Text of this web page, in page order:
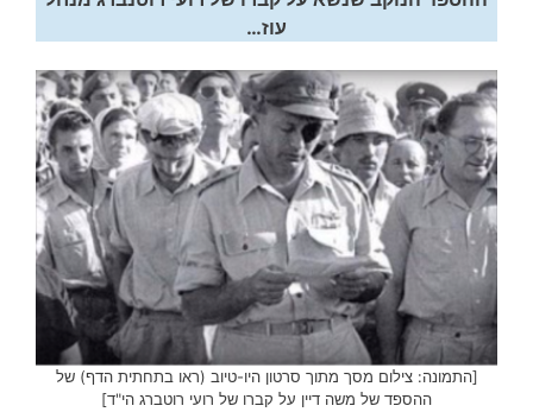
עוז…
[התמונה: צילום מסך מתוך סרטון היו-טיוב (ראו בתחתית הדף) של
ההספד של משה דיין על קברו של רועי רוטברג הי"ד]